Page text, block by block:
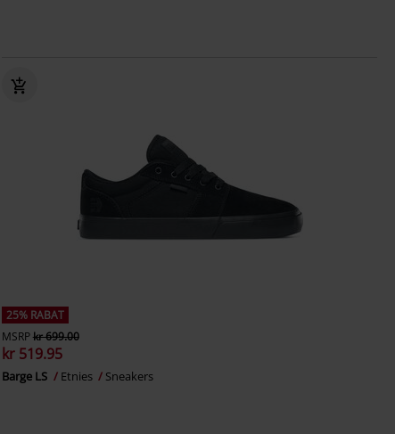
25% RABAT
MSRPkr 699.00
kr 519.95
Barge LS Etnies Sneakers